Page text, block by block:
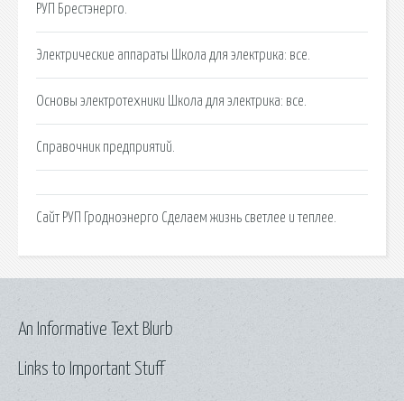
РУП Брестэнерго.
Электрические аппараты Школа для электрика: все.
Основы электротехники Школа для электрика: все.
Справочник предприятий.
Сайт РУП Гродноэнерго Сделаем жизнь светлее и теплее.
Links to Important Stuff
An Informative Text Blurb